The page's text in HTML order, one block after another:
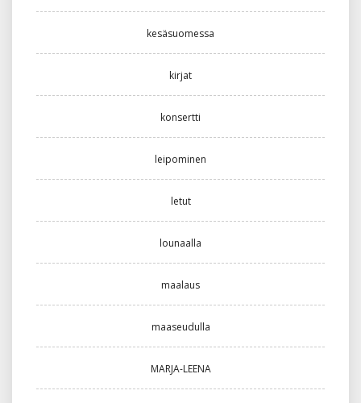
kesäsuomessa
kirjat
konsertti
leipominen
letut
lounaalla
maalaus
maaseudulla
MARJA-LEENA